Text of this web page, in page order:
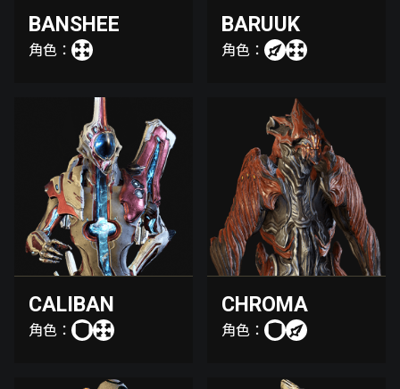
BANSHEE
角色：
BARUUK
角色：
CALIBAN
角色：
CHROMA
角色：